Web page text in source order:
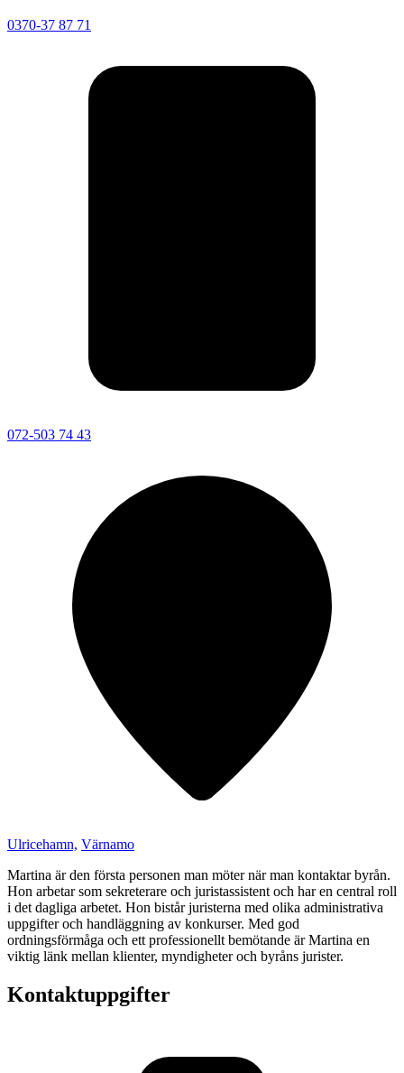
0370-37 87 71
072-503 74 43
Ulricehamn, Värnamo
Martina är den första personen man möter när man kontaktar byrån.
Hon arbetar som sekreterare och juristassistent och har en central roll
i det dagliga arbetet. Hon bistår juristerna med olika administrativa
uppgifter och handläggning av konkurser. Med god
ordningsförmåga och ett professionellt bemötande är Martina en
viktig länk mellan klienter, myndigheter och byråns jurister.
Kontaktuppgifter